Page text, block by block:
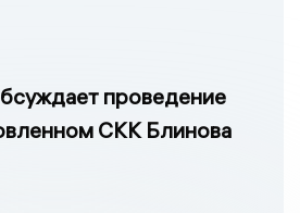
проведение
СКК Блинова